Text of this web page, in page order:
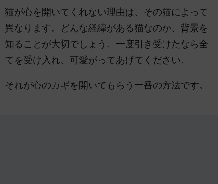
猫が心を開いてくれない理由は、その猫によって
異なります。どんな経緯がある猫なのか、背景を
知ることが大切でしょう。一度引き受けたなら全
てを受け入れ、可愛がってあげてください。
それが心のカギを開いてもらう一番の方法です。